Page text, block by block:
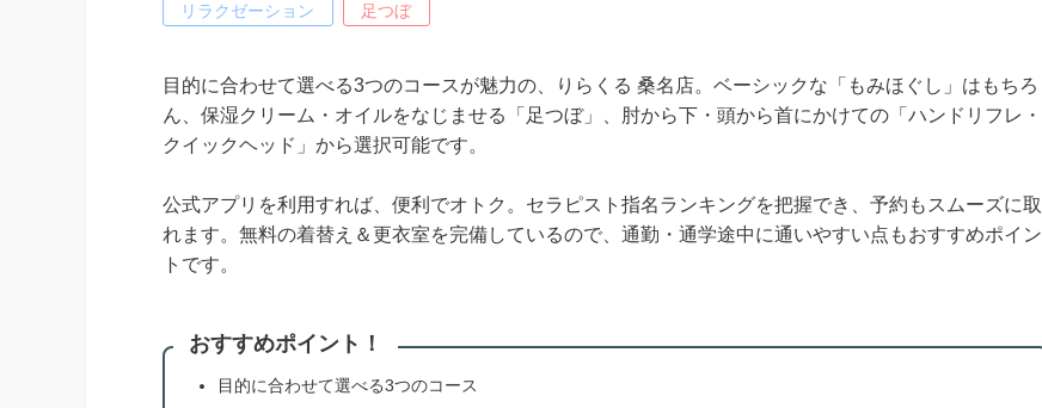
リラクゼーション 足つぼ
目的に合わせて選べる3つのコースが魅力の、りらくる 桑名店。ベーシックな「もみほぐし」はもちろ
ん、保湿クリーム・オイルをなじませる「足つぼ」、肘から下・頭から首にかけての「ハンドリフレ・
クイックヘッド」から選択可能です。
公式アプリを利用すれば、便利でオトク。セラピスト指名ランキングを把握でき、予約もスムーズに取
れます。無料の着替え＆更衣室を完備しているので、通勤・通学途中に通いやすい点もおすすめポイン
トです。
おすすめポイント！
目的に合わせて選べる3つのコース